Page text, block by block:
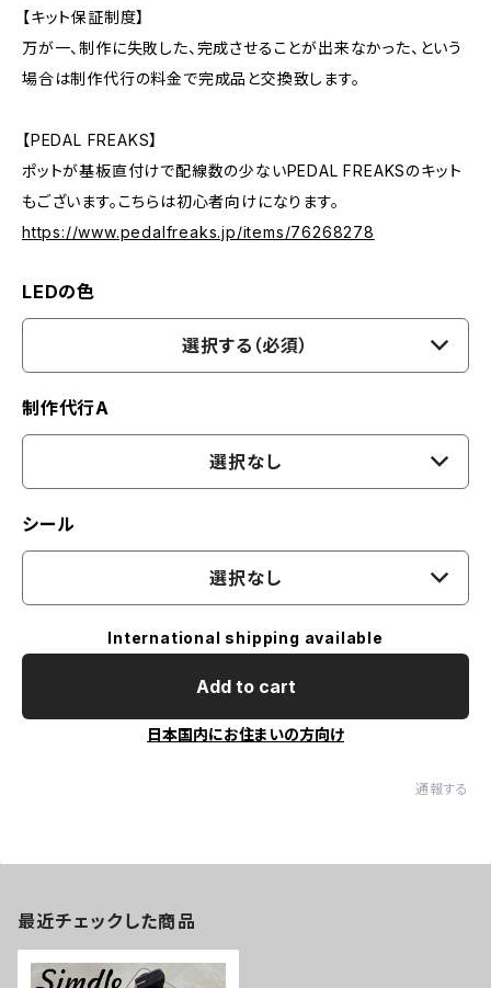
【キット保証制度】
万が一、制作に失敗した、完成させることが出来なかった、という
場合は制作代行の料金で完成品と交換致します。
【PEDAL FREAKS】
ポットが基板直付けで配線数の少ないPEDAL FREAKSのキット
もございます。こちらは初心者向けになります。
https://www.pedalfreaks.jp/items/76268278
LEDの色
選択する（必須）
制作代行A
選択なし
シール
選択なし
International shipping available
Add to cart
日本国内にお住まいの方向け
通報する
最近チェックした商品